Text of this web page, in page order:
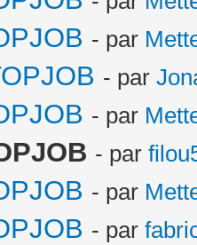
- par
- par
- par
- par
- par
- par